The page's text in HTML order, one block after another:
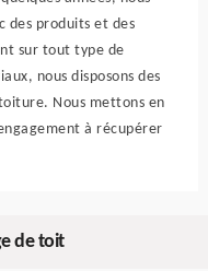
des produits et des
sur tout type de
nous disposons des
Nous mettons en
à récupérer
de toit